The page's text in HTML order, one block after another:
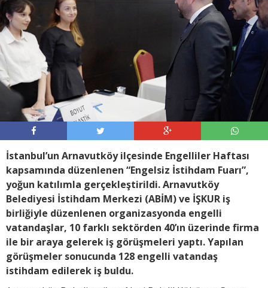
İstanbul’un Arnavutköy ilçesinde Engelliler Haftası
kapsamında düzenlenen “Engelsiz İstihdam Fuarı”,
yoğun katılımla gerçekleştirildi. Arnavutköy
Belediyesi İstihdam Merkezi (ABİM) ve İŞKUR iş
birliğiyle düzenlenen organizasyonda engelli
vatandaşlar, 10 farklı sektörden 40’ın üzerinde firma
ile bir araya gelerek iş görüşmeleri yaptı. Yapılan
görüşmeler sonucunda 128 engelli vatandaş
istihdam edilerek iş buldu.